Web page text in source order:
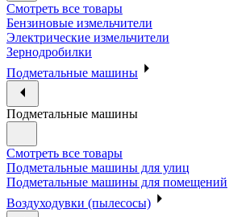
Смотреть все товары
Бензиновые измельчители
Электрические измельчители
Зернодробилки
Подметальные машины
Подметальные машины
Смотреть все товары
Подметальные машины для улиц
Подметальные машины для помещений
Воздуходувки (пылесосы)